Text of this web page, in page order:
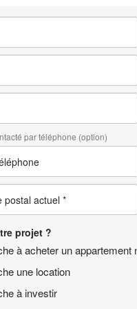
par téléphone (option)
projet ?
à acheter un appartement
une location
à investir